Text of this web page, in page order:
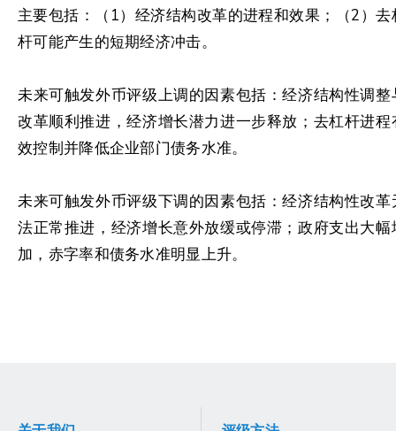
主要包括：（1）经济结构改革的进程和效果；（2）去
杆可能产生的短期经济冲击。
未来可触发外币评级上调的因素包括：经济结构性调整
改革顺利推进，经济增长潜力进一步释放；去杠杆进程
效控制并降低企业部门债务水准。
未来可触发外币评级下调的因素包括：经济结构性改革
法正常推进，经济增长意外放缓或停滞；政府支出大幅
加，赤字率和债务水准明显上升。